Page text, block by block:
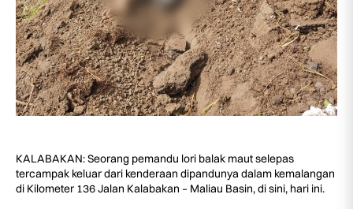
KALABAKAN: Seorang pemandu lori balak maut selepas
tercampak keluar dari kenderaan dipandunya dalam kemalangan
di Kilometer 136 Jalan Kalabakan – Maliau Basin, di sini, hari ini.